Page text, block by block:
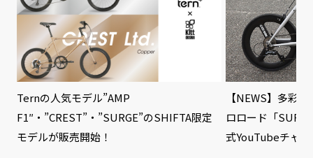
Ternの人気モデル”AMP
F1″・”CREST”・”SURGE”のSHIFTA限定
モデルが販売開始！
【NEWS】多彩
ロロード「
式YouTubeチャ